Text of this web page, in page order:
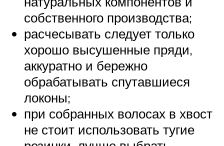
собственного производства;
расчесывать следует только
хорошо высушенные пряди,
аккуратно и бережно
обрабатывать спутавшиеся
локоны;
при собранных волосах в хвост
не стоит использовать тугие